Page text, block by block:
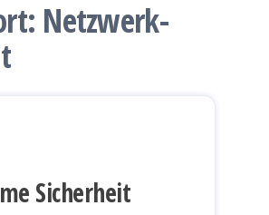
Netzwerk-
Sicherheit